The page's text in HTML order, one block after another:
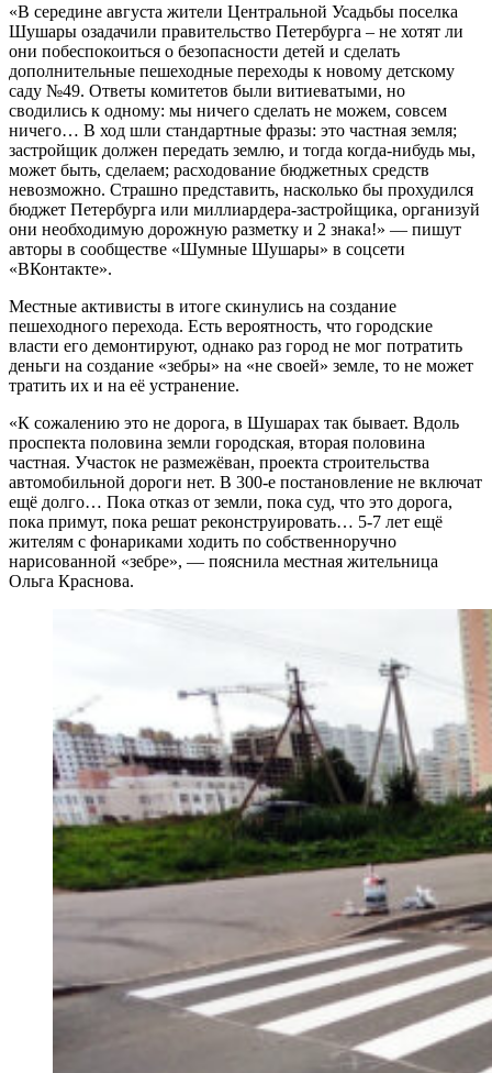
«В середине августа жители Центральной Усадьбы поселка
Шушары озадачили правительство Петербурга – не хотят ли
они побеспокоиться о безопасности детей и сделать
дополнительные пешеходные переходы к новому детскому
саду №49. Ответы комитетов были витиеватыми, но
сводились к одному: мы ничего сделать не можем, совсем
ничего… В ход шли стандартные фразы: это частная земля;
застройщик должен передать землю, и тогда когда-нибудь мы,
может быть, сделаем; расходование бюджетных средств
невозможно. Страшно представить, насколько бы прохудился
бюджет Петербурга или миллиардера-застройщика, организуй
они необходимую дорожную разметку и 2 знака!» — пишут
авторы в сообществе «Шумные Шушары» в соцсети
«ВКонтакте».
Местные активисты в итоге скинулись на создание
пешеходного перехода. Есть вероятность, что городские
власти его демонтируют, однако раз город не мог потратить
деньги на создание «зебры» на «не своей» земле, то не может
тратить их и на её устранение.
«К сожалению это не дорога, в Шушарах так бывает. Вдоль
проспекта половина земли городская, вторая половина
частная. Участок не размежёван, проекта строительства
автомобильной дороги нет. В 300-е постановление не включат
ещё долго… Пока отказ от земли, пока суд, что это дорога,
пока примут, пока решат реконструировать… 5-7 лет ещё
жителям с фонариками ходить по собственноручно
нарисованной «зебре», — пояснила местная жительница
Ольга Краснова.